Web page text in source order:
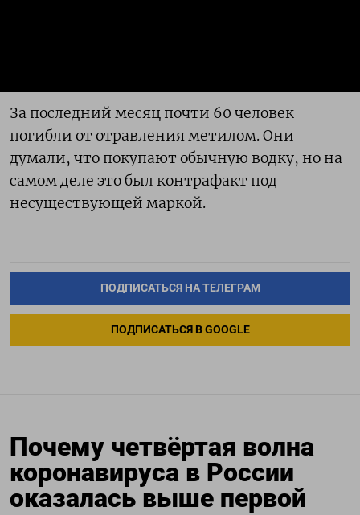
За последний месяц почти 60 человек
погибли от отравления метилом. Они
думали, что покупают обычную водку, но на
самом деле это был контрафакт под
несуществующей маркой.
ПОДПИСАТЬСЯ НА ТЕЛЕГРАМ
ПОДПИСАТЬСЯ В GOOGLE
Почему четвёртая волна
коронавируса в России
оказалась выше первой